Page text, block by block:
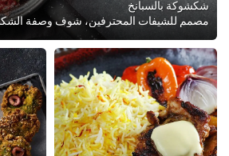
شكشوكة بالسبانخ